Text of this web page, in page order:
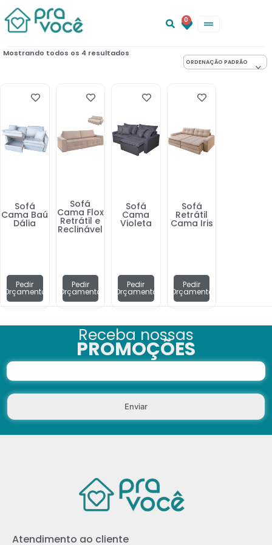
0
Mostrando todos os 4 resultados
Sofá
Cama Baú
Dália
Pedir
Orçamento
Sofá
Cama Flox
Retrátil e
Reclinável
Pedir
Orçamento
Sofá
Cama
Violeta
Pedir
Orçamento
Sofá
Retrátil
Cama Iris
Pedir
Orçamento
Receba nossas
PROMOÇÕES
Enviar
Atendimento ao cliente